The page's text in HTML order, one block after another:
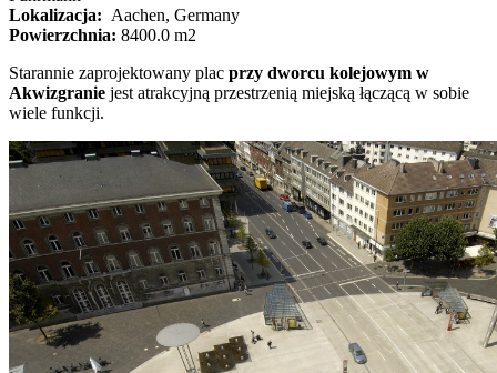
Lokalizacja: Aachen, Germany
Powierzchnia: 8400.0 m2
Starannie zaprojektowany plac przy dworcu kolejowym w
Akwizgranie jest atrakcyjną przestrzenią miejską łączącą w sobie
wiele funkcji.